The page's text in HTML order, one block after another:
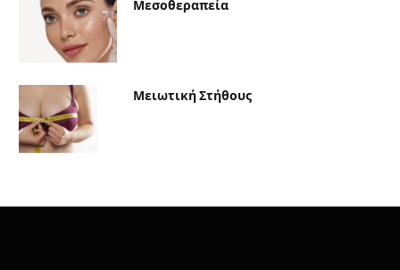
Μεσοθεραπεία
Μειωτική Στήθους